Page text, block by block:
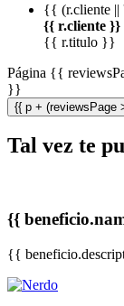
{{ (r.cliente ||
{{ r.cliente }}
{{ r.titulo }}
Página {{
}}
{{ p + (reviewsPage
Tal vez te
{{
{{